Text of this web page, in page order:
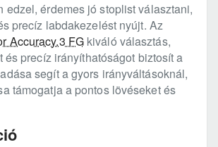
edzel, érdemes jó stoplist választani,
precíz labdakezelést nyújt. Az
Accuracy.3 FGkiváló választás,
és precíz irányíthatóságot biztosít a
segít a gyors irányváltásoknál,
támogatja a pontos lövéseket és